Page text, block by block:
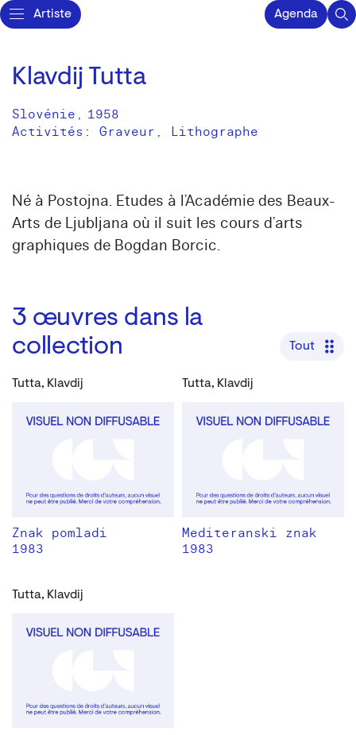
Artiste Agenda
Klavdij Tutta
Slovénie , 1958
Activités: Graveur Lithographe
Né à Postojna. Etudes à l’Académie des Beaux-
Arts de Ljubljana où il suit les cours d’arts
graphiques de Bogdan Borcic.
3 œuvres dans la
collection
Tout
Tutta, Klavdij
Znak pomladi
1983
Tutta, Klavdij
Mediteranski znak
1983
Tutta, Klavdij